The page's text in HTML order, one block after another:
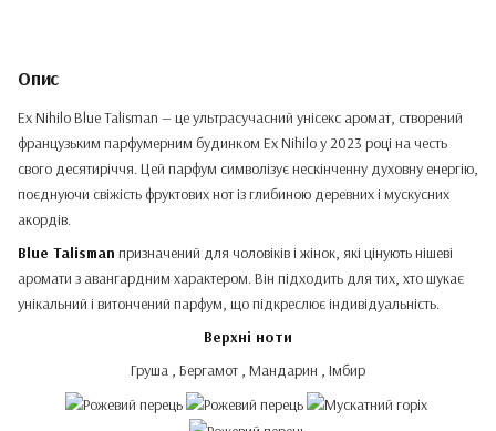
Опис
Ex Nihilo Blue Talisman — це ультрасучасний унісекс аромат, створений
французьким парфумерним будинком Ex Nihilo у 2023 році на честь
свого десятиріччя. Цей парфум символізує нескінченну духовну енергію,
поєднуючи свіжість фруктових нот із глибиною деревних і мускусних
акордів.
Blue Talisman призначений для чоловіків і жінок, які цінують нішеві
аромати з авангардним характером. Він підходить для тих, хто шукає
унікальний і витончений парфум, що підкреслює індивідуальність.
Верхні ноти
Груша , Бергамот , Мандарин , Імбир